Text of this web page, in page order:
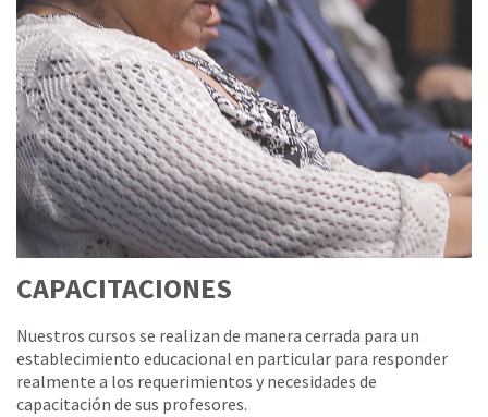
CAPACITACIONES
Nuestros cursos se realizan de manera cerrada para un
establecimiento educacional en particular para responder
realmente a los requerimientos y necesidades de
capacitación de sus profesores.